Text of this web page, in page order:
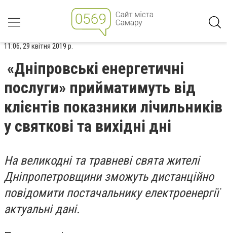
11:06, 29 квітня 2019 р.
«Дніпровські енергетичні
послуги» прийматимуть від
клієнтів показники лічильників
у святкові та вихідні дні
На великодні та травневі свята жителі
Дніпропетровщини зможуть дистанційно
повідомити постачальнику електроенергії
актуальні дані.